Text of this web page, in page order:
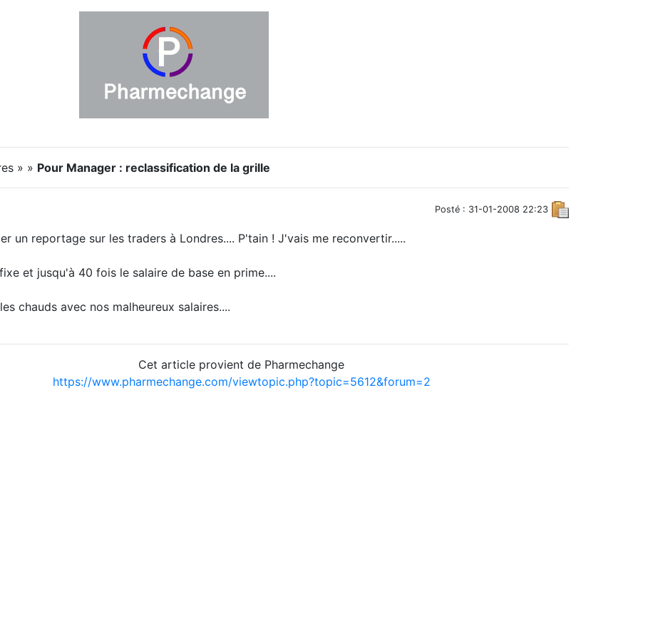
» » Pour Manager : reclassification de la grille
Posté : 31-01-2008 22:23
un reportage sur les traders à Londres.... P'tain ! J'vais me reconvertir.....
et jusqu'à 40 fois le salaire de base en prime....
chauds avec nos malheureux salaires....
Cet article provient de Pharmechange
https://www.pharmechange.com/viewtopic.php?topic=5612&forum=2